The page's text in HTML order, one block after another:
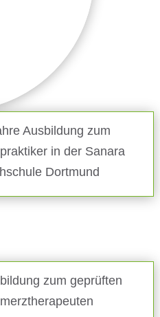
Ausbildung zum
in der Sanara
Dortmund
zum geprüften